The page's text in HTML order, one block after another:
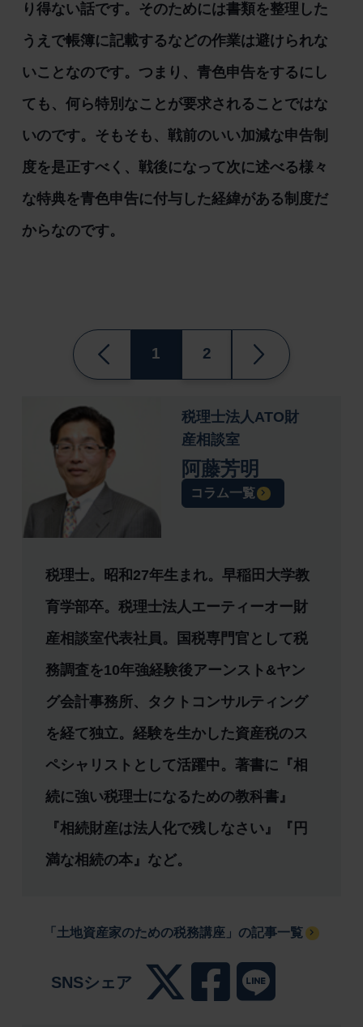
り得ない話です。そのためには書類を整理した
うえで帳簿に記載するなどの作業は避けられな
いことなのです。つまり、青色申告をするにし
ても、何ら特別なことが要求されることではな
いのです。そもそも、戦前のいい加減な申告制
度を是正すべく、戦後になって次に述べる様々
な特典を青色申告に付与した経緯がある制度だ
からなのです。
1 2
税理士。昭和27年生まれ。早稲田大学教
育学部卒。税理士法人エーティーオー財
産相談室代表社員。国税専門官として税
務調査を10年強経験後アーンスト&ヤン
グ会計事務所、タクトコンサルティング
を経て独立。経験を生かした資産税のス
ペシャリストとして活躍中。著書に『相
続に強い税理士になるための教科書』
『相続財産は法人化で残しなさい』『円
満な相続の本』など。
税理士法人ATO財
産相談室
阿藤芳明
コラム一覧
「土地資産家のための税務講座」の記事一覧
SNSシェア